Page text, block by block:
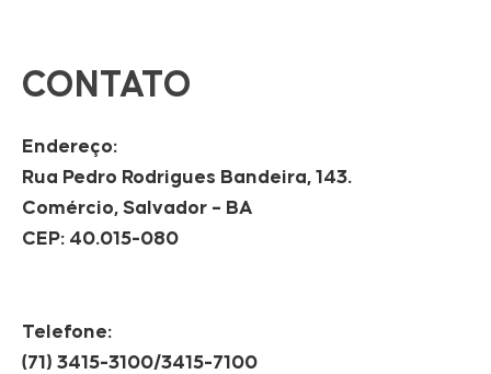
CONTATO
Endereço:
Rua Pedro Rodrigues Bandeira, 143.
Comércio, Salvador – BA
CEP: 40.015-080
Telefone:
(71) 3415-3100/3415-7100